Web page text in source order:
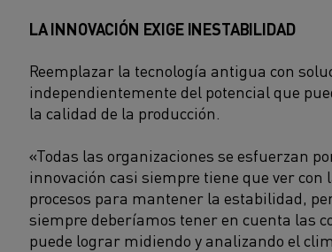
LA INNOVACIÓN EXIGE INESTABILIDAD
Reemplazar la tecnología antigua con
independientemente del potencial que
la calidad de la producción.
«Todas las organizaciones se esfuerzan
innovación casi siempre tiene que ver
procesos para mantener la estabilidad,
siempre deberíamos tener en cuenta las
puede lograr midiendo y analizando el